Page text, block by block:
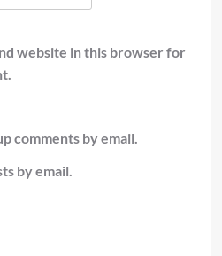
website in this browser for
comments by email.
by email.